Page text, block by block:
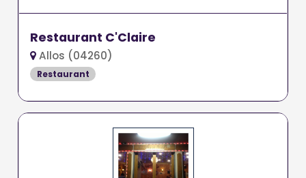
Restaurant C'Claire
Allos (04260)
Restaurant